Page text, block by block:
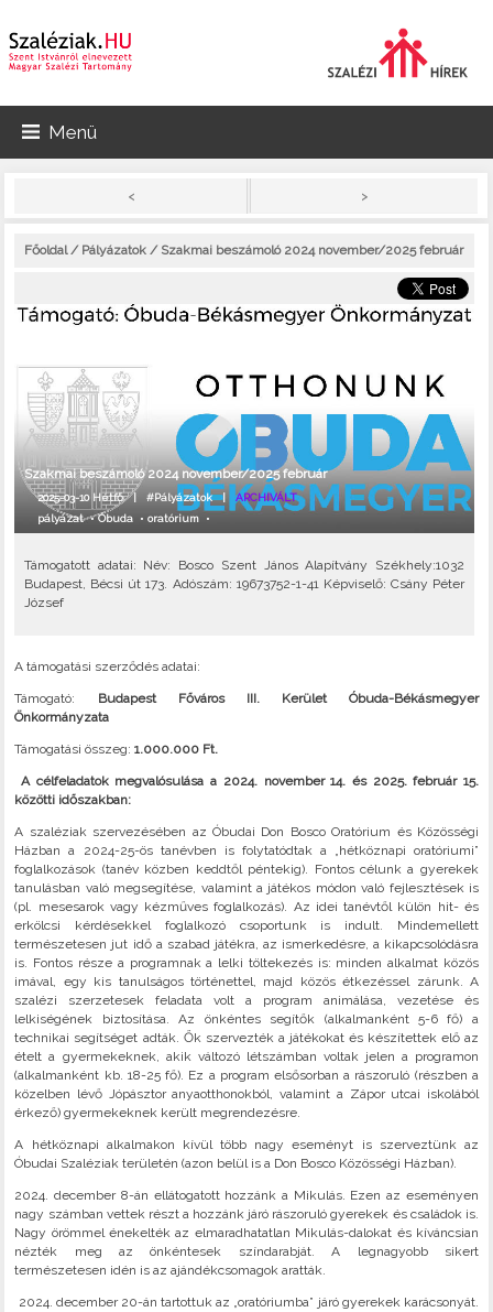
Menü
< >
Főoldal/ Pályázatok / Szakmai beszámoló 2024 november/2025 február
Szakmai beszámoló 2024 november/2025 február
2025-03-10 Hétfő |#Pályázatok|ARCHIVÁLT
pályázat•Óbuda •oratórium •
Támogatott adatai: Név: Bosco Szent János Alapítvány Székhely:1032
Budapest, Bécsi út 173. Adószám: 19673752-1-41 Képviselő: Csány Péter
József
A támogatási szerződés adatai:
Támogató:
Budapest Főváros III. Kerület Óbuda-Békásmegyer
Önkormányzata
Támogatási összeg:1.000.000 Ft.
A célfeladatok megvalósulása a 2024. november 14. és 2025. február 15.
közötti időszakban:
A szaléziak szervezésében az Óbudai Don Bosco Oratórium és Közösségi
Házban a 2024-25-ös tanévben is folytatódtak a „hétköznapi oratóriumi”
foglalkozások (tanév közben keddtől péntekig). Fontos célunk a gyerekek
tanulásban való megsegítése, valamint a játékos módon való fejlesztések is
(pl. mesesarok vagy kézműves foglalkozás). Az idei tanévtől külön hit- és
erkölcsi kérdésekkel foglalkozó csoportunk is indult. Mindemellett
természetesen jut idő a szabad játékra, az ismerkedésre, a kikapcsolódásra
is. Fontos része a programnak a lelki töltekezés is: minden alkalmat közös
imával, egy kis tanulságos történettel, majd közös étkezéssel zárunk. A
szalézi szerzetesek feladata volt a program animálása, vezetése és
lelkiségének biztosítása. Az önkéntes segítők (alkalmanként 5-6 fő) a
technikai segítséget adták. Ők szervezték a játékokat és készítettek elő az
ételt a gyermekeknek, akik változó létszámban voltak jelen a programon
(alkalmanként kb. 18-25 fő). Ez a program elsősorban a rászoruló (részben a
közelben lévő Jópásztor anyaotthonokból, valamint a Zápor utcai iskolából
érkező) gyermekeknek került megrendezésre.
A hétköznapi alkalmakon kívül több nagy eseményt is szerveztünk az
Óbudai Szaléziak területén (azon belül is a Don Bosco Közösségi Házban).
2024. december 8-án ellátogatott hozzánk a Mikulás. Ezen az eseményen
nagy számban vettek részt a hozzánk járó rászoruló gyerekek és családok is.
Nagy örömmel énekelték az elmaradhatatlan Mikulás-dalokat és kíváncsian
nézték meg az önkéntesek színdarabját. A legnagyobb sikert
természetesen idén is az ajándékcsomagok aratták.
2024. december 20-án tartottuk az „oratóriumba” járó gyerekek karácsonyát.